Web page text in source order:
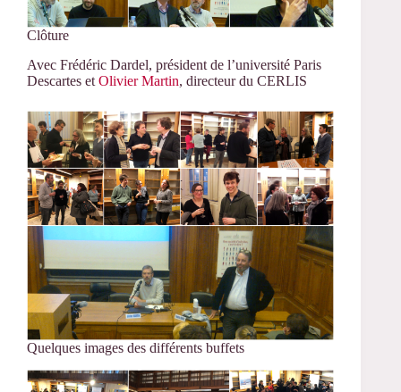
Clôture
Avec Frédéric Dardel, président de l’université Paris
Descartes et Olivier Martin, directeur du CERLIS
Quelques images des différents buffets